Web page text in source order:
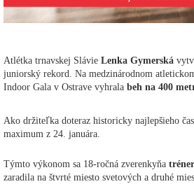
Atlétka trnavskej Slávie Lenka Gymerská
juniorský rekord. Na medzinárodnom
Indoor Gala v Ostrave vyhrala beh na 400
Ako držiteľka doteraz historicky najlepšieho
maximum z 24. januára.
Týmto výkonom sa 18-ročná zverenkyňa
zaradila na štvrté miesto svetových a druhé